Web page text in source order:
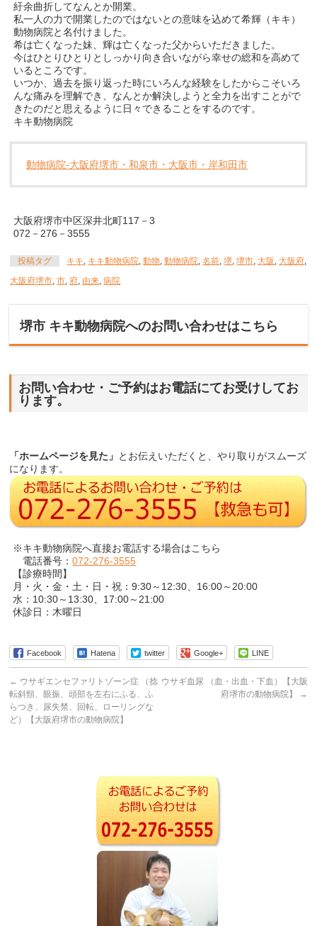
紆余曲折してなんとか開業。
私一人の力で開業したのではないとの意味を込めて希輝（キキ）
動物病院と名付けました。
希は亡くなった妹、輝は亡くなった父からいただきました。
今はひとりひとりとしっかり向き合いながら幸せの総和を高めて
いるところです。
いつか、過去を振り返った時にいろんな経験をしたからこそいろ
んな痛みを理解でき、なんとか解決しようと全力を出すことがで
きたのだと思えるように日々できることをするのです。
キキ動物病院
動物病院-大阪府堺市・和泉市・大阪市・岸和田市
大阪府堺市中区深井北町117－3
072－276－3555
投稿タグ キキ, キキ動物病院,動物,動物病院,名前,堺,堺市, 大阪 , 大阪府,
大阪府堺市,市, 府, 由来,病院
堺市 キキ動物病院へのお問い合わせはこちら
お問い合わせ・ご予約はお電話にてお受けしてお
ります。
「ホームページを見た」 とお伝えいただくと、やり取りがスムーズ
になります。
※キキ動物病院へ直接お電話する場合はこちら
電話番号：072-276-3555
【診療時間】
月・火・金・土・日・祝：9:30～12:30、16:00～20:00
水：10:30～13:30、17:00～21:00
休診日：木曜日
Facebook Hatena twitter Google+ LINE
← ウサギエンセファリトゾーン症 （捻
転斜頸、眼振、頭部を左右にふる、ふ
らつき、尿失禁、回転、ローリングな
ど）【大阪府堺市の動物病院】
ウサギ血尿 （血・出血・下血）【大阪
府堺市の動物病院】
→